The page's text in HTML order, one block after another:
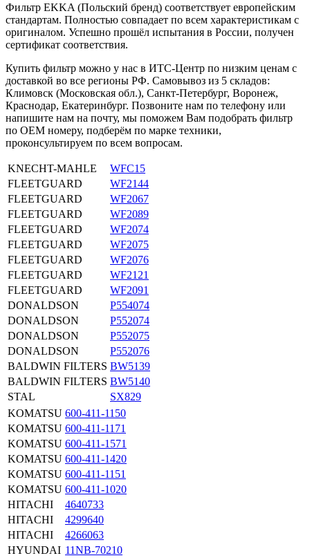
Фильтр EKKA (Польский бренд) соответствует европейским
стандартам. Полностью совпадает по всем характеристикам с
оригиналом. Успешно прошёл испытания в России, получен
сертификат соответствия.
Купить фильтр можно у нас в ИТС-Центр по низким ценам с
доставкой во все регионы РФ. Самовывоз из 5 складов:
Климовск (Московская обл.), Санкт-Петербург, Воронеж,
Краснодар, Екатеринбург. Позвоните нам по телефону или
напишите нам на почту, мы поможем Вам подобрать фильтр
по OEM номеру, подберём по марке техники,
проконсультируем по всем вопросам.
KNECHT-MAHLE
WFC15
FLEETGUARD
WF2144
FLEETGUARD
WF2067
FLEETGUARD
WF2089
FLEETGUARD
WF2074
FLEETGUARD
WF2075
FLEETGUARD
WF2076
FLEETGUARD
WF2121
FLEETGUARD
WF2091
DONALDSON
P554074
DONALDSON
P552074
DONALDSON
P552075
DONALDSON
P552076
BALDWIN FILTERS BW5139
BALDWIN FILTERS BW5140
STAL
SX829
KOMATSU 600-411-1150
KOMATSU 600-411-1171
KOMATSU 600-411-1571
KOMATSU 600-411-1420
KOMATSU 600-411-1151
KOMATSU 600-411-1020
HITACHI
4640733
HITACHI
4299640
HITACHI
4266063
HYUNDAI 11NB-70210